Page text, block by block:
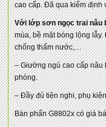
cao cấp. Đã qua kiểm định
Với lớp sơn ngọc trai nâu
mùa, bề mặt bóng lộng
chống thấm nước,…
– Giường ngủ cao cấp nâu
phòng.
– Đầy đủ tiện nghi, phụ
Bàn phấn G8802x có giá